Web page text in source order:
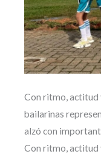
Con ritmo, actitud
bailarinas
alzó con
Con ritmo, actitud